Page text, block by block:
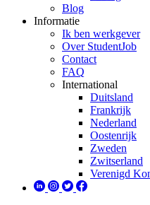
Blog
Informatie
Ik ben werkgever
Over StudentJob
Contact
FAQ
International
Duitsland
Frankrijk
Nederland
Oostenrijk
Zweden
Zwitserland
Verenigd